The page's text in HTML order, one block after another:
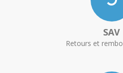
SAV
Retours et